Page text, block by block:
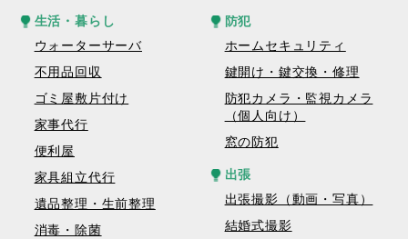
生活・暮らし
ウォーターサーバ
不用品回収
ゴミ屋敷片付け
家事代行
便利屋
家具組立代行
遺品整理・生前整理
消毒・除菌
防犯
ホームセキュリティ
鍵開け・鍵交換・修理
防犯カメラ・監視カメラ
（個人向け）
窓の防犯
出張
出張撮影（動画・写真）
結婚式撮影